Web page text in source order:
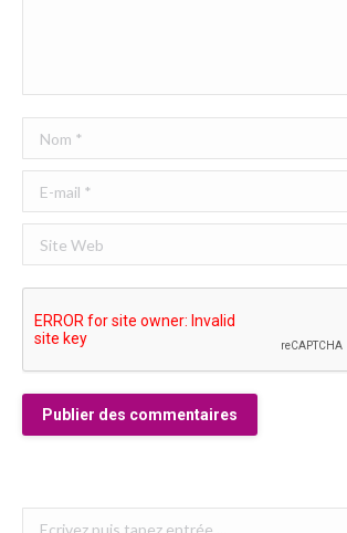
Nom *
E-mail *
Site Web
Publier des commentaires
Search: